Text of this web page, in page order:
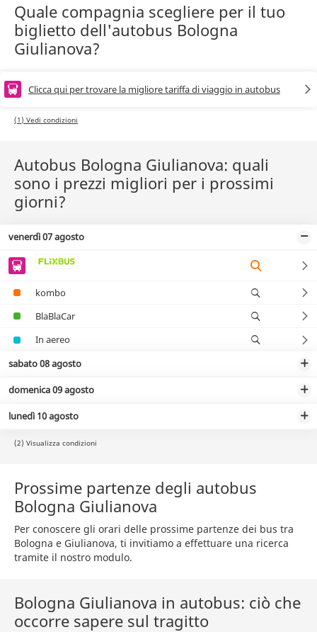
Quale compagnia scegliere per il tuo
biglietto dell'autobus Bologna
Giulianova?
Clicca qui per trovare la migliore tariffa di viaggio in autobus
(1) Vedi condizioni
Autobus Bologna Giulianova: quali
sono i prezzi migliori per i prossimi
giorni?
venerdì 07 agosto
kombo
BlaBlaCar
In aereo
sabato 08 agosto
domenica 09 agosto
lunedì 10 agosto
(2) Visualizza condizioni
Prossime partenze degli autobus
Bologna Giulianova
Per conoscere gli orari delle prossime partenze dei bus tra
Bologna e Giulianova, ti invitiamo a effettuare una ricerca
tramite il nostro modulo.
Bologna Giulianova in autobus: ciò che
occorre sapere sul tragitto